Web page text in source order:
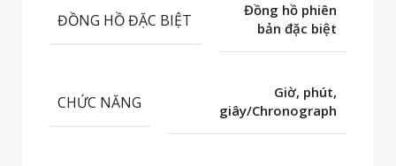
ĐỒNG HỒ ĐẶC BIỆT
Đồng hồ phiên
bản đặc biệt
CHỨC NĂNG
Giờ, phút,
giây/Chronograph